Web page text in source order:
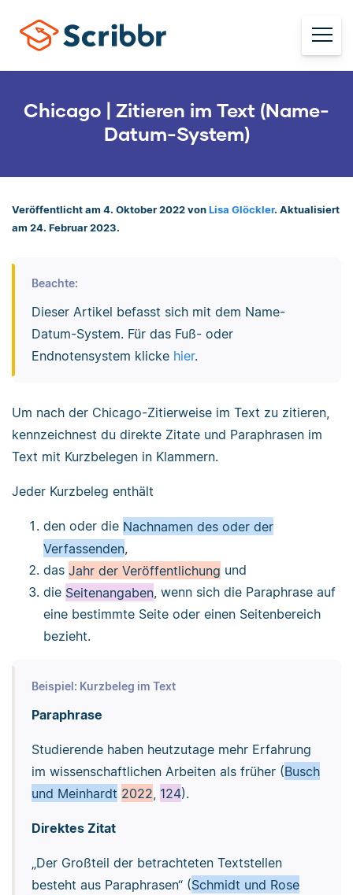
Chicago | Zitieren im Text (Name-
Datum-System)
Veröffentlicht am 4. Oktober 2022 von Lisa Glöckler. Aktualisiert
am 24. Februar 2023.
Beachte:
Dieser Artikel befasst sich mit dem Name-
Datum-System. Für das Fuß- oder
Endnotensystem klicke hier.
Um nach der Chicago-Zitierweise im Text zu zitieren,
kennzeichnest du direkte Zitate und Paraphrasen im
Text mit Kurzbelegen in Klammern.
Jeder Kurzbeleg enthält
den oder die Nachnamen des oder der
Verfassenden,
das Jahr der Veröffentlichung und
die Seitenangaben, wenn sich die Paraphrase auf
eine bestimmte Seite oder einen Seitenbereich
bezieht.
Beispiel: Kurzbeleg im Text
Paraphrase
Studierende haben heutzutage mehr Erfahrung
im wissenschaftlichen Arbeiten als früher (Busch
und Meinhardt 2022 124).
Direktes Zitat
„Der Großteil der betrachteten Textstellen
besteht aus Paraphrasen“ (Schmidt und Rose